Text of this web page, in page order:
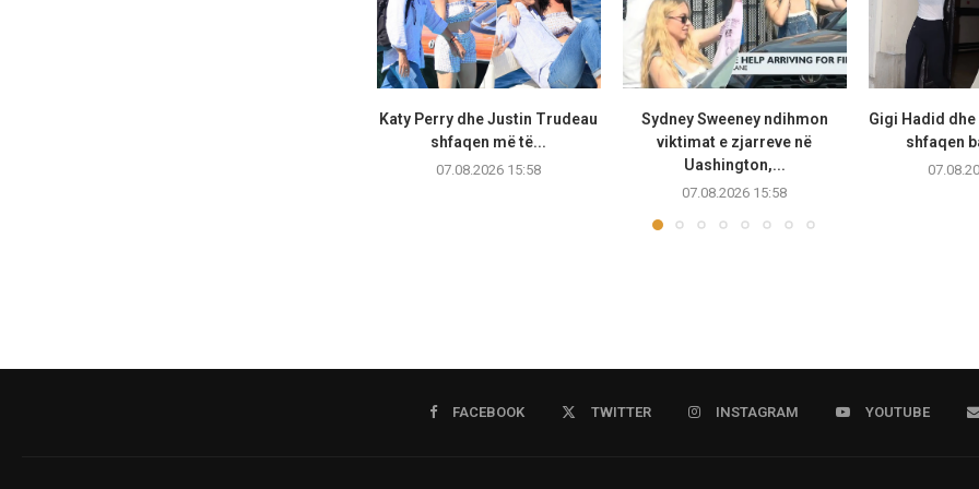
Katy Perry dhe Justin Trudeau
shfaqen më të...
07.08.2026 15:58
Sydney Sweeney ndihmon
viktimat e zjarreve në
Uashington,...
07.08.2026 15:58
Gigi Hadid
shfaqen
FACEBOOK TWITTER INSTAGRAM YOUTUBE